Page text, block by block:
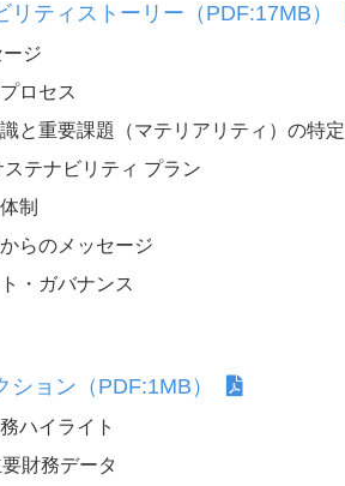
リティストーリー（PDF:17MB）
ジ
ロセス
と重要課題（マテリアリティ）の特定
ステナビリティ プラン
制
らのメッセージ
・ガバナンス
ション（PDF:1MB）
ハイライト
財務データ